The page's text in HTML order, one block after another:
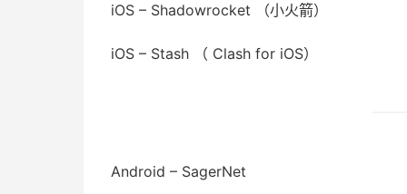
iOS – Shadowrocket （小火箭）
iOS – Stash （ Clash for iOS）
Android – SagerNet